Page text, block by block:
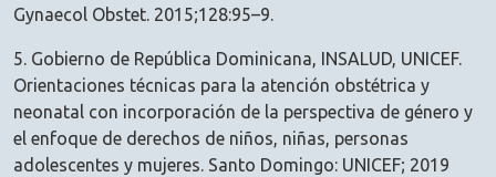
Gynaecol Obstet. 2015;128:95–9.
5. Gobierno de República Dominicana, INSALUD, UNICEF.
Orientaciones técnicas para la atención obstétrica y
neonatal con incorporación de la perspectiva de género y
el enfoque de derechos de niños, niñas, personas
adolescentes y mujeres. Santo Domingo: UNICEF; 2019